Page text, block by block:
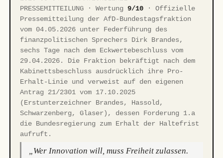
PRESSEMITTEILUNG · Wertung9/10 · Offizielle
Pressemitteilung der AfD-Bundestagsfraktion
vom 04.05.2026 unter Federführung des
finanzpolitischen Sprechers Dirk Brandes,
sechs Tage nach dem Eckwertebeschluss vom
29.04.2026. Die Fraktion bekräftigt nach dem
Kabinettsbeschluss ausdrücklich ihre Pro-
Erhalt-Linie und verweist auf den eigenen
Antrag 21/2301 vom 17.10.2025
(Erstunterzeichner Brandes, Hassold,
Schwarzenberg, Glaser), dessen Forderung 1.a
die Bundesregierung zum Erhalt der Haltefrist
aufruft.
„Wer Innovation will, muss Freiheit zulassen.